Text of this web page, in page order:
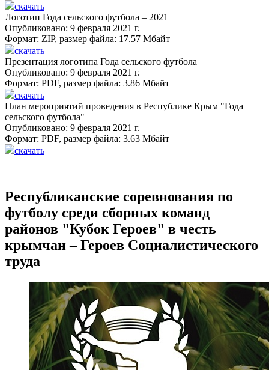
скачать
Логотип Года сельского футбола – 2021
Опубликовано: 9 февраля 2021 г.
Формат: ZIP, размер файла: 17.57 Мбайт
скачать
Презентация логотипа Года сельского футбола
Опубликовано: 9 февраля 2021 г.
Формат: PDF, размер файла: 3.86 Мбайт
скачать
План мероприятий проведения в Республике Крым "Года
сельского футбола"
Опубликовано: 9 февраля 2021 г.
Формат: PDF, размер файла: 3.63 Мбайт
скачать
Республиканские соревнования по
футболу среди сборных команд
районов "Кубок Героев" в честь
крымчан – Героев Социалистического
труда